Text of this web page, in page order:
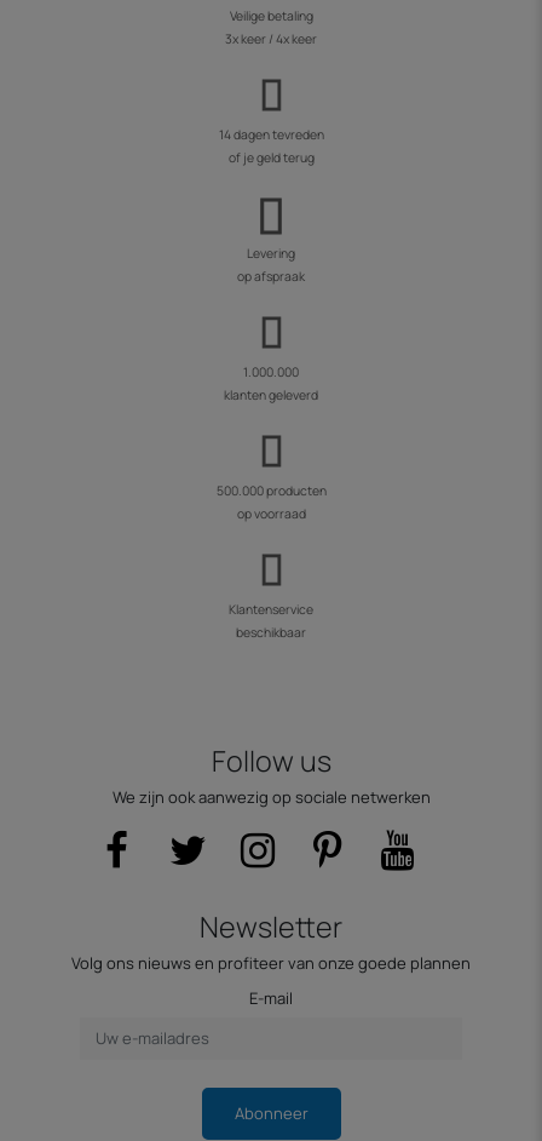
Veilige betaling
3x keer / 4x keer
14 dagen tevreden
of je geld terug
Levering
op afspraak
1.000.000
klanten geleverd
500.000 producten
op voorraad
Klantenservice
beschikbaar
Follow us
We zijn ook aanwezig op sociale netwerken
Newsletter
Volg ons nieuws en profiteer van onze goede plannen
E-mail
Abonneer